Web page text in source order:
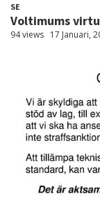
SE
Voltimums
94 views 17 Januari,